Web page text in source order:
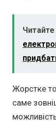
Жорстке
саме